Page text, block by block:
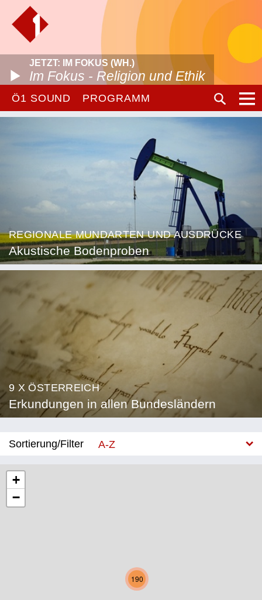
JETZT: IM FOKUS (WH.)
Im Fokus - Religion und Ethik
Ö1 SOUND PROGRAMM
REGIONALE MUNDARTEN UND AUSDRÜCKE
Akustische Bodenproben
9 X ÖSTERREICH
Erkundungen in allen Bundesländern
Sortierung/Filter
A-Z
Niederösterreich
Oberösterreich
190
+
−